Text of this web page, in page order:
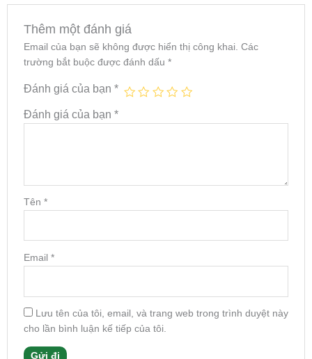
Thêm một đánh giá
Email của bạn sẽ không được hiển thị công khai. Các
trường bắt buộc được đánh dấu *
Đánh giá của bạn *
Đánh giá của bạn *
Tên *
Email *
Lưu tên của tôi, email, và trang web trong trình duyệt này
cho lần bình luận kế tiếp của tôi.